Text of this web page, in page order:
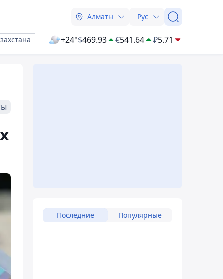
Алматы Рус
+24°$469.93 €541.64 ₽5.71
Последние Популярные